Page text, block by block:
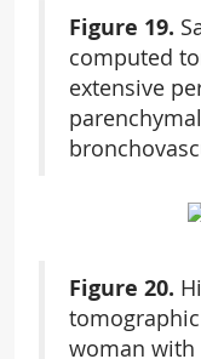
Figure 19.
computed
extensive
Figure 20.
woman with